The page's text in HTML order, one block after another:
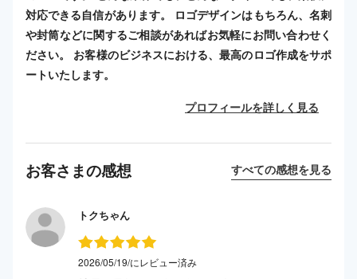
対応できる自信があります。 ロゴデザインはもちろん、名刺
や封筒などに関するご相談があればお気軽にお問い合わせく
ださい。 お客様のビジネスにおける、最高のロゴ作成をサポ
ートいたします。
プロフィールを詳しく見る
お客さまの感想 すべての感想を見る
トクちゃん
2026/05/19/にレビュー済み